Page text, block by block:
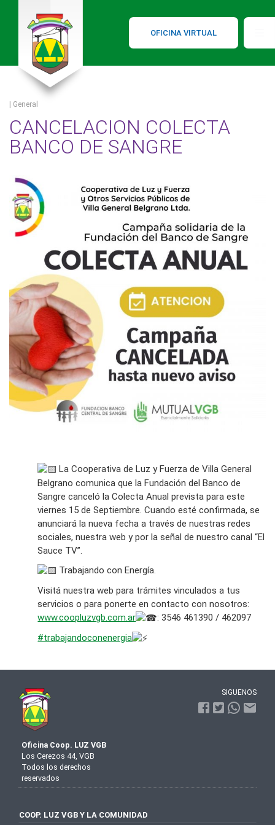
OFICINA VIRTUAL
| General
CANCELACION COLECTA
BANCO DE SANGRE
La Cooperativa de Luz y Fuerza de Villa General
Belgrano comunica que la Fundación del Banco de
Sangre canceló la Colecta Anual prevista para este
viernes 15 de Septiembre. Cuando esté confirmada, se
anunciará la nueva fecha a través de nuestras redes
sociales, nuestra web y por la señal de nuestro canal “El
Sauce TV”.
Trabajando con Energía. ⁣
⁣Visitá nuestra web para trámites vinculados a tus
servicios o para ponerte en contacto con nosotros:
www.coopluzvgb.com.ar
: 3546 461390 / 462097⁣
#trabajandoconenergia
Oficina Coop. LUZ VGB
Los Cerezos 44, VGB
Todos los derechos
reservados
SIGUENOS
COOP. LUZ VGB Y LA COMUNIDAD